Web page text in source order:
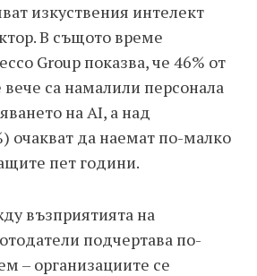
изкуствения интелект
В същото време
Group показва, че 46% от
са намалили персонала
на AI, а над
очакват да наемат по-малко
пет години.
възприятията на
подчертава по-
– организациите се